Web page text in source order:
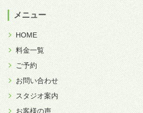
メニュー
HOME
料金一覧
ご予約
お問い合わせ
スタジオ案内
お客様の声